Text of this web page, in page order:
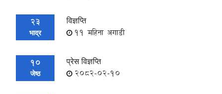
23
भाद्र
विज्ञप्ति
11 महिना अगाडी
10
जेष्ठ
प्रेस विज्ञप्ति
2082-02-10